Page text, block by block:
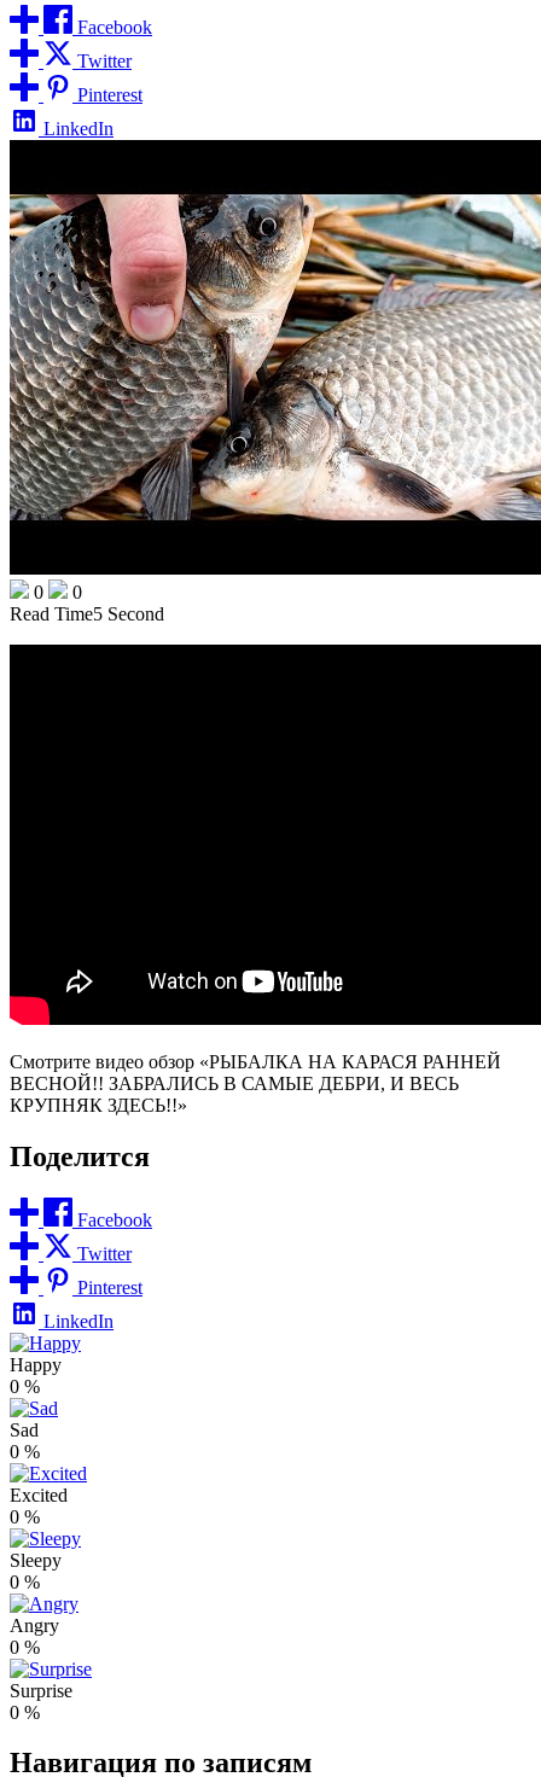
Facebook
Twitter
Pinterest
LinkedIn
0
0
Read Time5 Second
Смотрите видео обзор «РЫБАЛКА НА КАРАСЯ РАННЕЙ
ВЕСНОЙ!! ЗАБРАЛИСЬ В САМЫЕ ДЕБРИ, И ВЕСЬ
КРУПНЯК ЗДЕСЬ!!»
Поделится
Facebook
Twitter
Pinterest
LinkedIn
Happy
0 %
Sad
0 %
Excited
0 %
Sleepy
0 %
Angry
0 %
Surprise
0 %
Навигация по записям